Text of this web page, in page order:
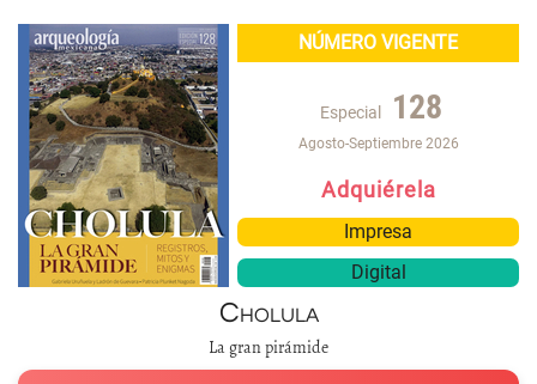
NÚMERO VIGENTE
Especial 128
Agosto-Septiembre 2026
Adquiérela
Impresa
Digital
Cholula
La gran pirámide